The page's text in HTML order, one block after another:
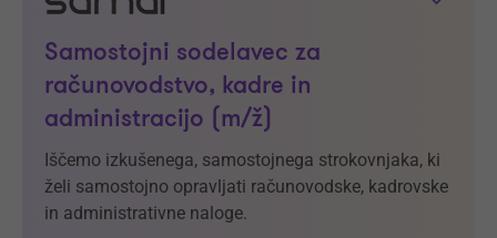
Samostojni sodelavec za
računovodstvo, kadre in
administracijo (m/ž)
Iščemo izkušenega, samostojnega strokovnjaka, ki
želi samostojno opravljati računovodske, kadrovske
in administrativne naloge.